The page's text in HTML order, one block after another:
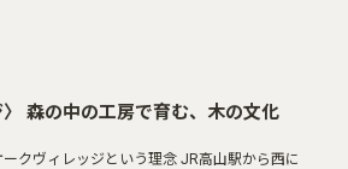
〉 森の中の工房で育む、木の文化
クヴィレッジという理念 JR高山駅から西に